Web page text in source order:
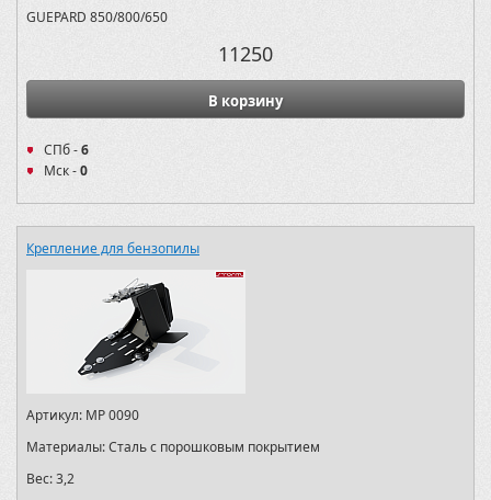
GUEPARD 850/800/650
11250
В корзину
СПб -6
Мск -0
Крепление для бензопилы
Артикул: MP 0090
Материалы:Сталь с порошковым покрытием
Вес:3,2